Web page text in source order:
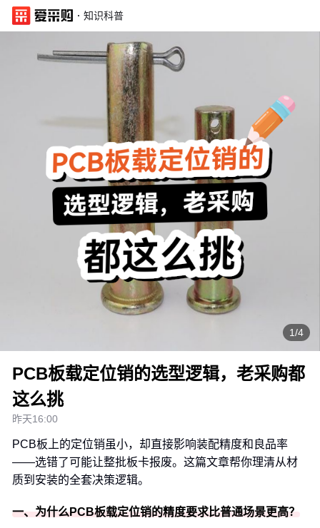
· 知识科普
1/4
PCB板载定位销的选型逻辑，老采购都
这么挑
昨天16:00
PCB板上的定位销虽小，却直接影响装配精度和良品率
——选错了可能让整批板卡报废。这篇文章帮你理清从材
质到安装的全套决策逻辑。
一、为什么PCB板载定位销的精度要求比普通场景更高？